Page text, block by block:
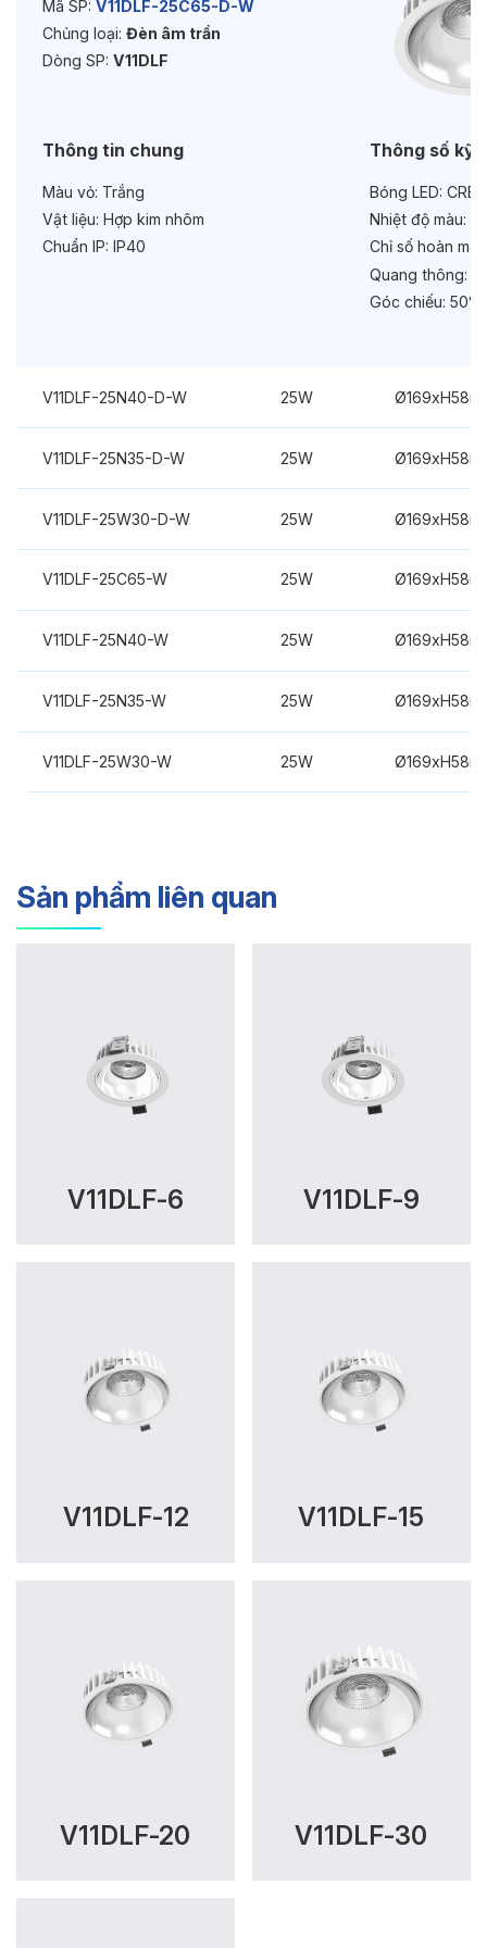
Tuổi thọ: >30000h
Mã SP: V11DLF-25C65-D-W
Chủng loại: Đèn âm trần
Dòng SP: V11DLF
Thông tin chung
Màu vỏ: Trắng
Vật liệu: Hợp kim nhôm
Chuẩn IP: IP40
Thông số kỹ
Bóng LED:
Nhiệt độ màu:
Chỉ số hoàn
Quang thông:
Góc chiếu: 50°
V11DLF-25N40-D-W 25W
V11DLF-25N35-D-W 25W
V11DLF-25W30-D-W 25W
V11DLF-25C65-W 25W
V11DLF-25N40-W 25W
V11DLF-25N35-W 25W
V11DLF-25W30-W 25W
Sản phẩm liên quan
V11DLF-6 V11DLF-9
V11DLF-12 V11DLF-15
V11DLF-20 V11DLF-30